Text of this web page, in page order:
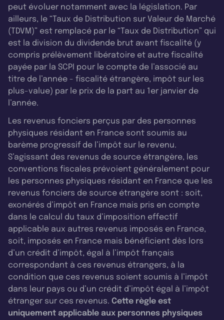
peut évoluer notamment avec la législation. Par
ailleurs, le “Taux de Distribution sur Valeur de Marché
(TDVM)” est remplacé par le “Taux de Distribution” qui
est la division du dividende brut avant fiscalité (y
compris prélèvement libératoire et autre fiscalité
payée par la SCPI pour le compte de l’associé au
titre de l’année - fiscalité étrangère, impôt sur les
plus-value) par le prix de la part au 1er janvier de
l’année.
Les revenus fonciers perçus par des personnes
physiques résidant en France sont soumis au
barème progressif de l’impôt sur le revenu.
S’agissant des revenus de source étrangère, les
conventions fiscales prévoient généralement pour
les personnes physiques résidant en France que les
revenus fonciers de source étrangère sont : soit,
exonérés d’impôt en France mais pris en compte
dans le calcul du taux d’imposition effectif
applicable aux autres revenus imposés en France,
soit, imposés en France mais bénéficient dès lors
d’un crédit d’impôt, égal à l’impôt français
correspondant à ces revenus étrangers, à la
condition que ces revenus soient soumis à l’impôt
dans leur pays ou d’un crédit d’impôt égal à l’impôt
étranger sur ces revenus. Cette règle est
uniquement applicable aux personnes physiques